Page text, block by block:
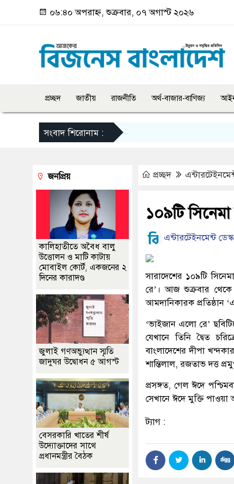
০৬:৪০ অপরাহ্ন, শুক্রবার, ০৭ অগাস্ট ২০২৬
প্রচ্ছদ জাতীয় রাজনীতি অর্থ-বাজার-বাণিজ্য
সংবাদ শিরোনাম :
প্রচ্ছদ
১০৯টি
এন্টারটেইনমেন্ট
সারাদেশের ১০৯টি
রে’। আজ শুক্রবার থেকে
আমদানিকারক প্রতিষ্ঠান
‘ভাইজান এলো রে’
যেখানে তিনি দ্বৈত
বাংলাদেশের দীপা
শান্তিলাল, রজতাভ দত্ত
প্রসঙ্গত, গেল ঈদে
সেখানে ঈদে মুক্তি পাওয়া
ট্যাগ :
জনপ্রিয়
কালিহাতীতে অবৈধ বালু
উত্তোলন ও মাটি কাটায়
মোবাইল কোর্ট, একজনের ২
দিনের কারাদণ্ড
জুলাই গণঅভ্যুত্থান স্মৃতি
জাদুঘর উদ্বোধন ৫ আগস্ট
বেসরকারি খাতের শীর্ষ
উদ্যোক্তাদের সাথে
প্রধানমন্ত্রীর বৈঠক